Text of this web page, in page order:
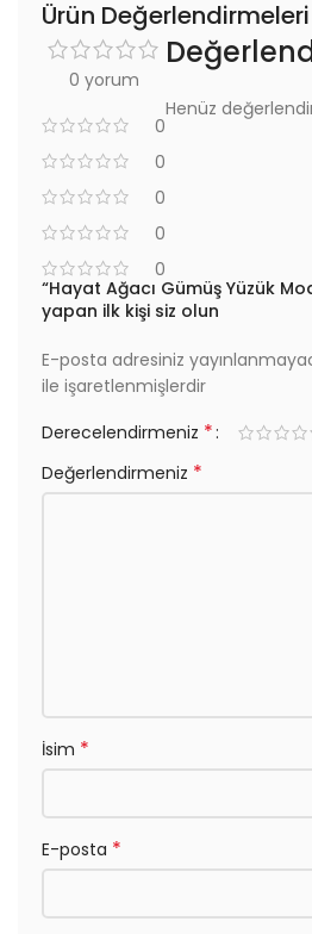
Ürün Değerlendirmeleri
0 yorum
0
0
0
0
0
Henüz
“Hayat Ağacı Gümüş Yüzük
yapan ilk kişi siz olun
E-posta adresiniz
ile işaretlenmişlerdir
Derecelendirmeniz *
Değerlendirmeniz *
İsim *
E-posta *